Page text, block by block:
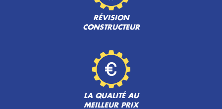
RÉVISION
CONSTRUCTEUR
LA QUALITÉ AU
MEILLEUR PRIX